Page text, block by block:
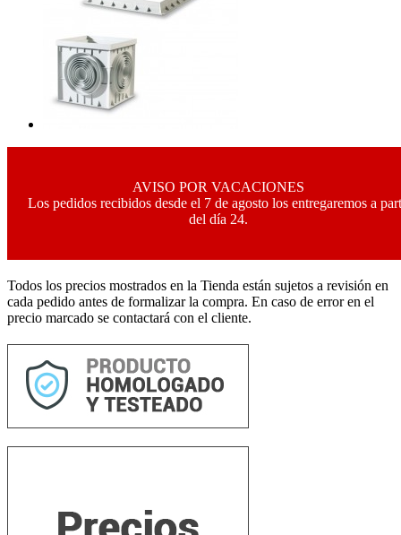
AVISO POR VACACIONES
Los pedidos recibidos desde el 7 de agosto los entregaremos a
del día 24.
Todos los precios mostrados en la Tienda están sujetos a revisión en
cada pedido antes de formalizar la compra. En caso de error en el
precio marcado se contactará con el cliente.